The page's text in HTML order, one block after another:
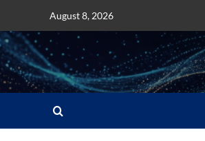
content
August 8, 2026